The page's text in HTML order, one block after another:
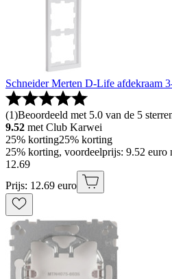
Schneider Merten D-Life afdekraam
(1)Beoordeeld met 5.0 van de 5
9.52 met Club Karwei
25% korting25% korting
25% korting, voordeelprijs: 9.52
12.69
Prijs: 12.69 euro